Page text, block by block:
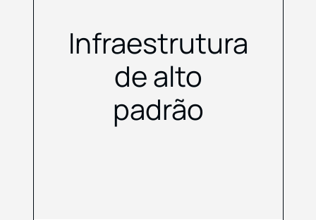
Infraestrutura
de alto
padrão